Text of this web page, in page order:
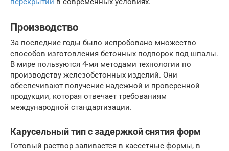
Производство
За последние годы было испробовано множество
способов изготовления бетонных подпорок под шпалы.
В мире пользуются 4-мя методами технологии по
производству железобетонных изделий. Они
обеспечивают получение надежной и проверенной
продукции, которая отвечает требованиям
международной стандартизации.
Карусельный тип с задержкой снятия форм
Готовый раствор заливается в кассетные формы, в